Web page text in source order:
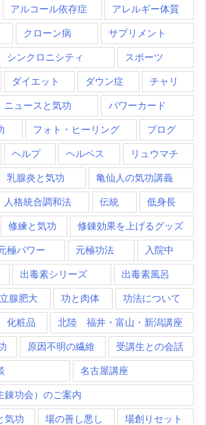
アルコール依存症 アレルギー体質
クローン病 サプリメント
シンクロニシティ スポーツ
ダイエット ダウン症 チャリ
ニュースと気功 パワーカード
フォト・ヒーリング ブログ
ヘルプ ヘルペス リュウマチ
乳腺炎と気功 亀仙人の気功講義
人格統合調和法 伝統 低身長
修練と気功 修錬効果を上げるグッズ
極パワー 元極功法 入院中
出毒素シリーズ 出毒素風呂
腺肥大 功と肉体 功法について
化粧品 北陸 福井・富山・新潟講座
原因不明の繊維 受講生との会話
名古屋講座
錬功会）のご案内
気功 場の善し悪し 場創りセット